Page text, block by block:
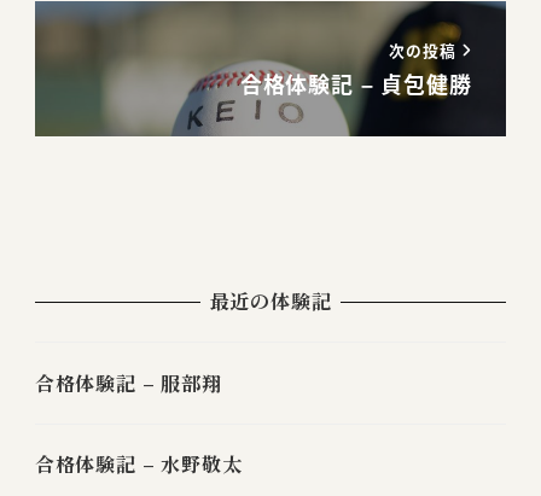
次の投稿
合格体験記 – 貞包健勝
最近の体験記
合格体験記 – 服部翔
合格体験記 – 水野敬太